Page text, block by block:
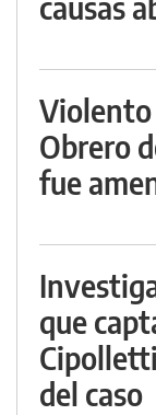
Violento
Obrero
fue
que
del caso